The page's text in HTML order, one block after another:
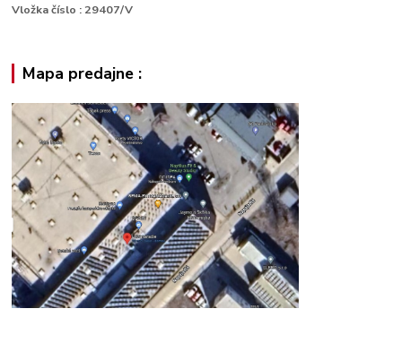
Vložka číslo : 29407/V
Mapa predajne :